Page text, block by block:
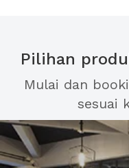
Pilihan
Mulai dan
sesuai